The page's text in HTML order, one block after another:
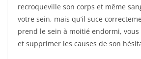
recroqueville son corps et même
votre sein, mais qu’il suce
prend le sein à moitié endormi,
et supprimer les causes de son